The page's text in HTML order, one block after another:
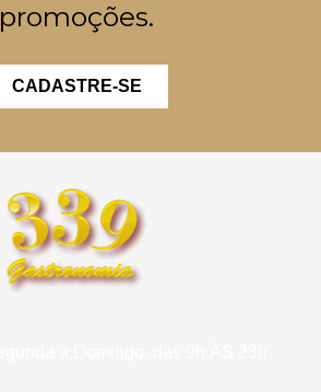
promoções.
CADASTRE-SE